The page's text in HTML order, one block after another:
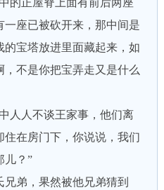
正屋脊上面有前后两座
座已被砍开来，那中间是
宝塔放进里面藏起来，如
不是你把宝弄走又是什么
人不谈王家事，他们离
在房门下，你说说，我们
儿？”
弟，果然被他兄弟猜到